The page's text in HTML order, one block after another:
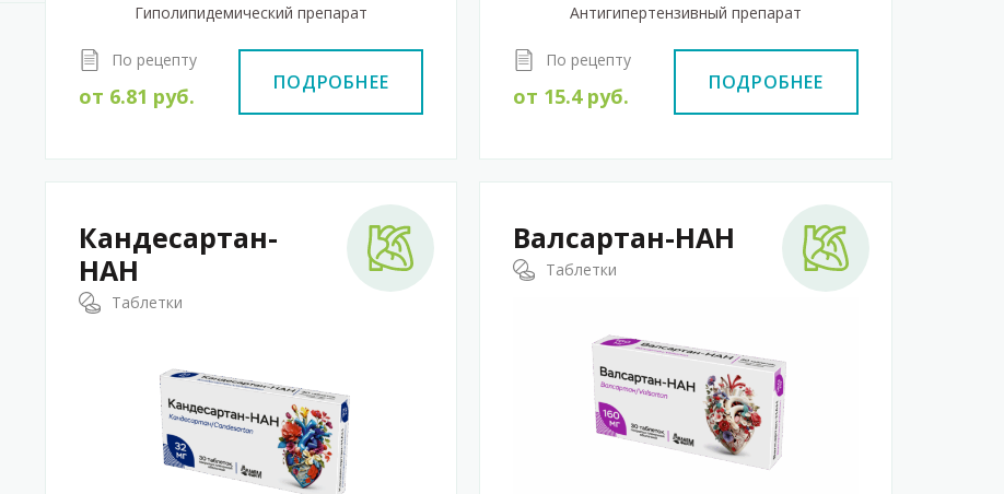
Гиполипидемический препарат
По рецепту
от 6.81 руб.
ПОДРОБНЕЕ
Антигипертензивный препарат
По рецепту
от 15.4руб.
ПОДРОБНЕЕ
Кандесартан-
НАН
Таблетки
Валсартан-НАН
Таблетки